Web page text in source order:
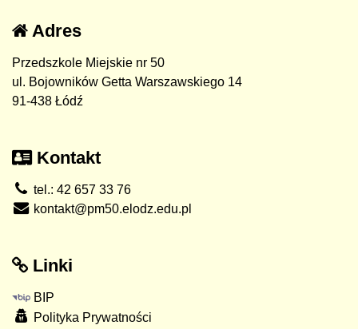
Adres
Przedszkole Miejskie nr 50
ul. Bojowników Getta Warszawskiego 14
91-438 Łódź
Kontakt
tel.: 42 657 33 76
kontakt@pm50.elodz.edu.pl
Linki
BIP
Polityka Prywatności